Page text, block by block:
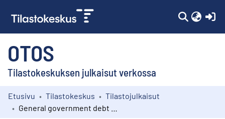
OTOS
Tilastokeskuksen julkaisut verkossa
Kokoelmat
Etusivu Tilastokeskus
Tilastojulkaisut